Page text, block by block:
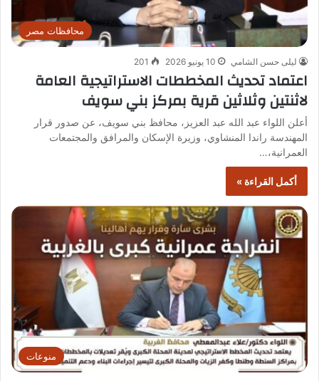
محافظات مصر
ليلى حسن الشامي 10 يونيو 2026 201
اعتماد تحديث المخططات الاستراتيجية العامة
لاثنتين وثلاثين قرية بمركز بني سويف
أعلن اللواء عبد الله عبد العزيز، محافظ بني سويف، عن صدور قرار
المهندسة راندا المنشاوي، وزيرة الإسكان والمرافق والمجتمعات
العمرانية،…
أكمل القراءة »
منوعات